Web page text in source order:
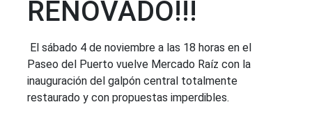
RENOVADO!!!
El sábado 4 de noviembre a las 18 horas en el
Paseo del Puerto vuelve Mercado Raíz con la
inauguración del galpón central totalmente
restaurado y con propuestas imperdibles.